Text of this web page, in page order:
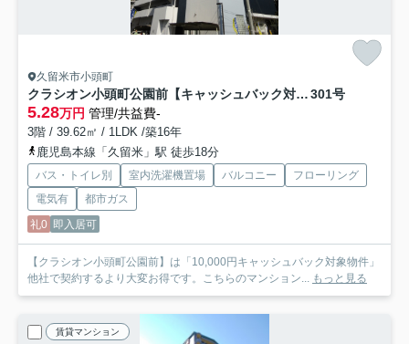
久留米市小頭町
クラシオン小頭町公園前【キャッシュバック対象物件】 301号
5.28万円 管理/共益費-
3階 / 39.62㎡ / 1LDK /築16年
鹿児島本線「久留米」駅 徒歩18分
バス・トイレ別 室内洗濯機置場 バルコニー
フローリング
電気有
都市ガス
礼0 即入居可
【クラシオン小頭町公園前】は「10,000円キャッシュバック対象物件」
他社で契約するより大変お得です。こちらのマンション... もっと見る
賃貸マンション